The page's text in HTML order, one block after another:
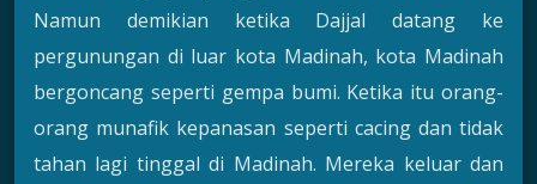
Namun demikian ketika Dajjal datang ke
pergunungan di luar kota Madinah, kota Madinah
bergoncang seperti gempa bumi. Ketika itu orang-
orang munafik kepanasan seperti cacing dan tidak
tahan lagi tinggal di Madinah. Mereka keluar dan